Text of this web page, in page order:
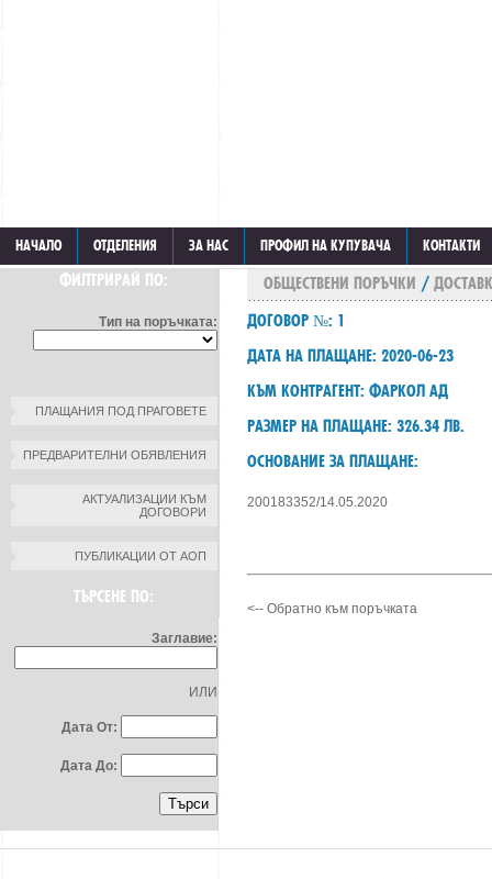
НАЧАЛО ОТДЕЛЕНИЯ ЗА НАС ПРОФИЛ НА КУПУВАЧА КОНТАКТИ
ФИЛТРИРАЙ ПО:
Тип на поръчката:
ПЛАЩАНИЯ ПОД ПРАГОВЕТЕ
ПРЕДВАРИТЕЛНИ ОБЯВЛЕНИЯ
АКТУАЛИЗАЦИИ КЪМ
ДОГОВОРИ
ПУБЛИКАЦИИ ОТ АОП
ТЪРСЕНЕ ПО:
Заглавие:
ИЛИ
Дата От:
Дата До:
ОБЩЕСТВЕНИ ПОРЪЧКИ /
ДОГОВОР №: 1
ДАТА НА ПЛАЩАНЕ: 2020-06-23
КЪМ КОНТРАГЕНТ: ФАРКОЛ АД
РАЗМЕР НА ПЛАЩАНЕ: 326.34 ЛВ.
ОСНОВАНИЕ ЗА ПЛАЩАНЕ:
200183352/14.05.2020
<-- Обратно към поръчката